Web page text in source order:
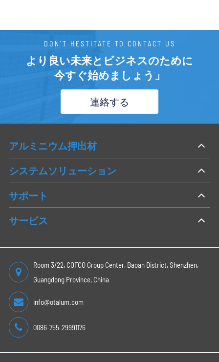
DON'T HESTITATE TO CONTACT US
より良い未来とビジネスのために
今すぐ始めましょう」
連絡する
アルミニウム押出材
システムソリューション
サポート
サービス
Room 3/22, COFCO Group Center, Baoan District, Shenzhen,
Guangdong Province, China
info@otalum.com
0086-755-29991176